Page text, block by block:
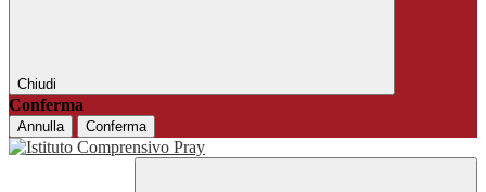
Chiudi
Conferma
Annulla Conferma